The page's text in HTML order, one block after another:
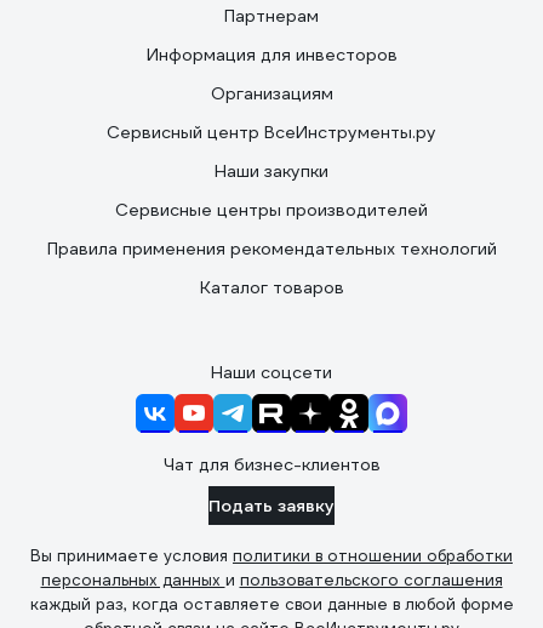
Партнерам
Информация для инвесторов
Организациям
Сервисный центр ВсеИнструменты.ру
Наши закупки
Сервисные центры производителей
Правила применения рекомендательных технологий
Каталог товаров
Наши соцсети
Чат для бизнес-клиентов
Подать заявку
Вы принимаете условия политики в отношении обработки
персональных данных и пользовательского соглашения
каждый раз, когда оставляете свои данные в любой форме